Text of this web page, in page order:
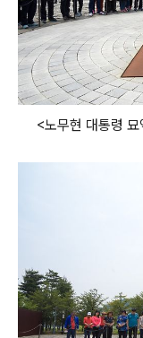
<노무현 대통령